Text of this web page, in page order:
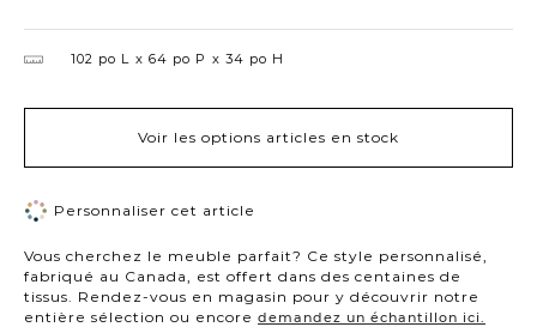
102 po L 64 po P 34 po H
Voir les options articles en stock
Personnaliser cet article
Vous cherchez le meuble parfait? Ce style personnalisé,
fabriqué au Canada, est offert dans des centaines de
tissus. Rendez-vous en magasin pour y découvrir notre
entière sélection ou encore demandez un échantillon ici.